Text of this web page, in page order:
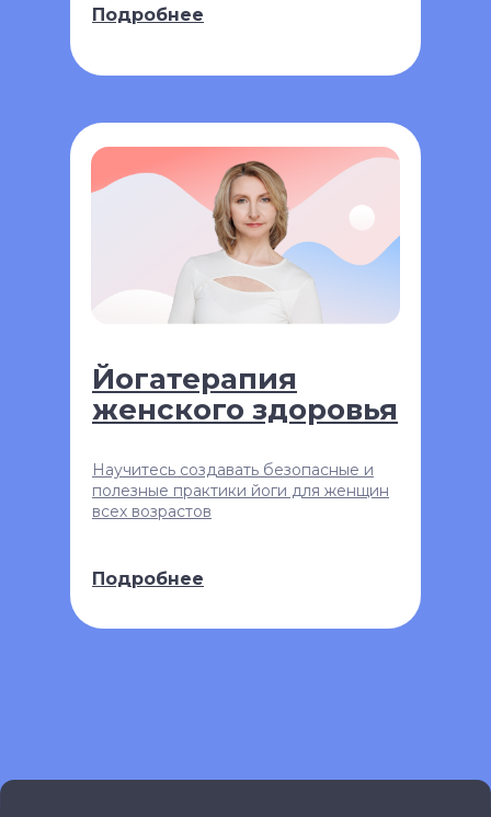
Подробнее
Йогатерапия
женского здоровья
Научитесь создавать безопасные и
полезные практики йоги для женщин
всех возрастов
Подробнее